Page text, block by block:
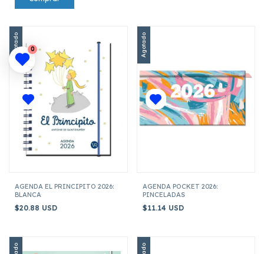
Agotado
AGENDA EL PRINCIPITO 2026:
BLANCA
$20.88 USD
Agotado
AGENDA POCKET 2026:
PINCELADAS
$11.14 USD
0